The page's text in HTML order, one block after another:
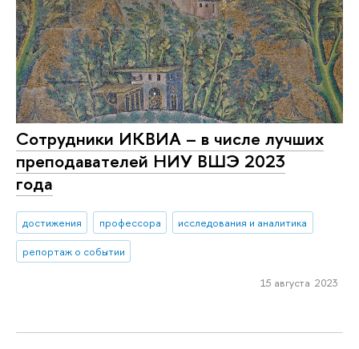
Сотрудники ИКВИА – в числе лучших
преподавателей НИУ ВШЭ 2023
года
достижения профессора
исследования и аналитика
репортаж о событии
15 августа 2023